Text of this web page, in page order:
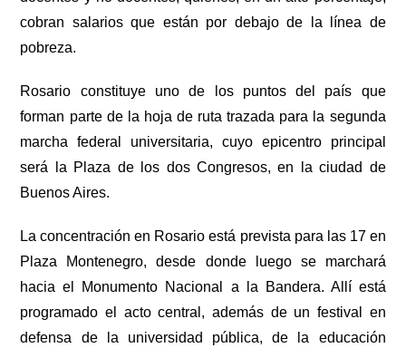
cobran salarios que están por debajo de la línea de
pobreza.
Rosario constituye uno de los puntos del país que
forman parte de la hoja de ruta trazada para la segunda
marcha federal universitaria, cuyo epicentro principal
será la Plaza de los dos Congresos, en la ciudad de
Buenos Aires.
La concentración en Rosario está prevista para las 17 en
Plaza Montenegro, desde donde luego se marchará
hacia el Monumento Nacional a la Bandera. Allí está
programado el acto central, además de un festival en
defensa de la universidad pública, de la educación